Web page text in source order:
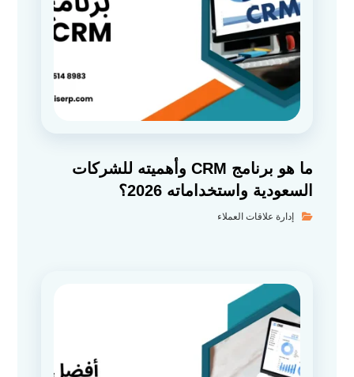
ما هو برنامج CRM وأهميته للشركات
السعودية واستخداماته 2026؟
إدارة علاقات العملاء